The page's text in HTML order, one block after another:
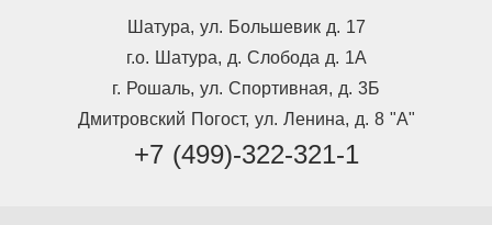
Шатура, ул. Большевик д. 17
г.о. Шатура, д. Слобода д. 1А
г. Рошаль, ул. Спортивная, д. 3Б
Дмитровский Погост, ул. Ленина, д. 8 "А"
+7 (499)-322-321-1